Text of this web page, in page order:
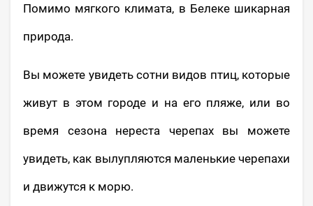
Помимо мягкого климата, в Белеке шикарная
природа.
Вы можете увидеть сотни видов птиц, которые
живут в этом городе и на его пляже, или во
время сезона нереста черепах вы можете
увидеть, как вылупляются маленькие черепахи
и движутся к морю.